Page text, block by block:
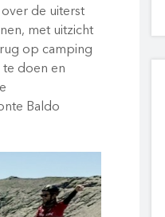
de uiterst
met uitzicht
op camping
te doen en
Baldo